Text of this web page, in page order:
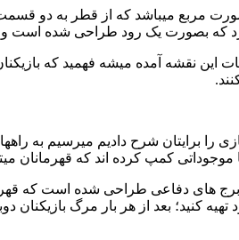
که بصورت یک رود طراحی شده است و
این نقشه آمده میشه فهمید که
را برایتان شرح دادیم میرسیم به
کمپ کرده اند که قهرمانان